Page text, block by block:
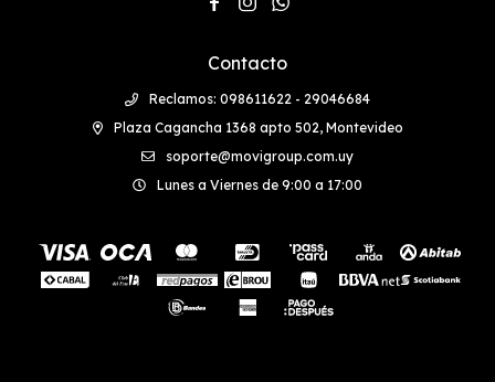
Contacto
Reclamos: 098611622 - 29046684
Plaza Cagancha 1368 apto 502, Montevideo
soporte@movigroup.com.uy
Lunes a Viernes de 9:00 a 17:00